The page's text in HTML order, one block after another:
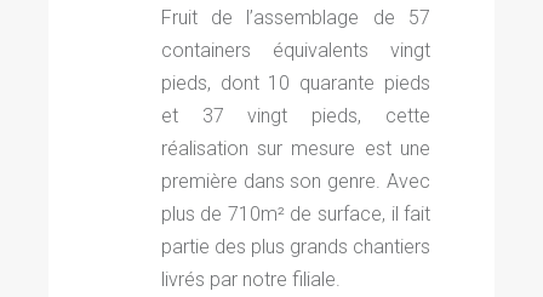
Fruit de l’assemblage de 57
containers équivalents vingt
pieds, dont 10 quarante pieds
et 37 vingt pieds, cette
réalisation sur mesure est une
première dans son genre. Avec
plus de 710m² de surface, il fait
partie des plus grands chantiers
livrés par notre filiale.